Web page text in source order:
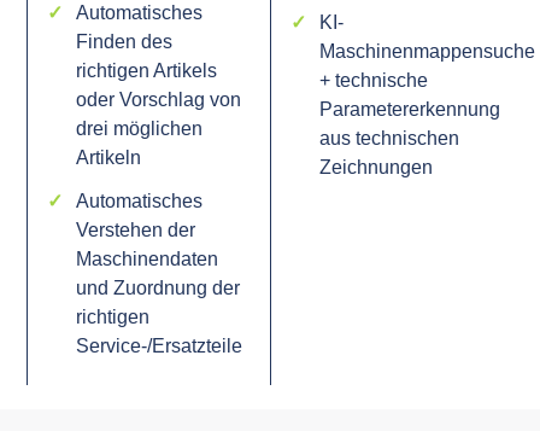
Automatisches
Finden des
richtigen Artikels
oder Vorschlag von
drei möglichen
Artikeln
Automatisches
Verstehen der
Maschinendaten
und Zuordnung der
richtigen
Service-/Ersatzteile
KI-
Maschinenmappensuche
+ technische
Parametererkennung
aus technischen
Zeichnungen